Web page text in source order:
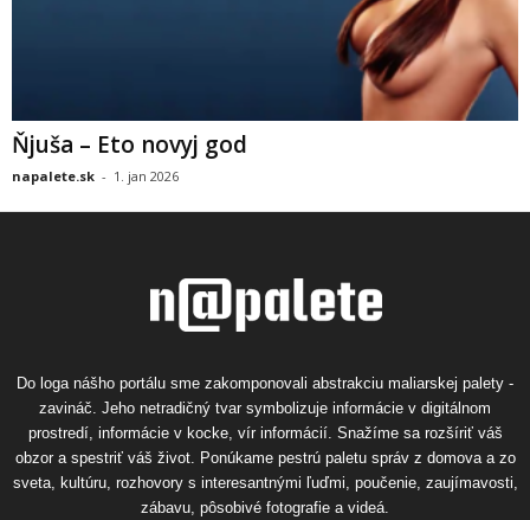
Ňjuša – Eto novyj god
napalete.sk - 1. jan 2026
Do loga nášho portálu sme zakomponovali abstrakciu maliarskej palety -
zavináč. Jeho netradičný tvar symbolizuje informácie v digitálnom
prostredí, informácie v kocke, vír informácií. Snažíme sa rozšíriť váš
obzor a spestriť váš život. Ponúkame pestrú paletu správ z domova a zo
sveta, kultúru, rozhovory s interesantnými ľuďmi, poučenie, zaujímavosti,
zábavu, pôsobivé fotografie a videá.